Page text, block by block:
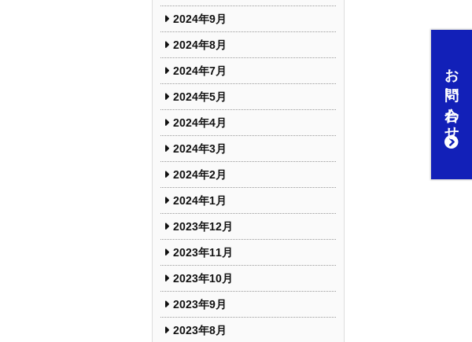
お問い合わせ
2024年9月
2024年8月
2024年7月
2024年5月
2024年4月
2024年3月
2024年2月
2024年1月
2023年12月
2023年11月
2023年10月
2023年9月
2023年8月